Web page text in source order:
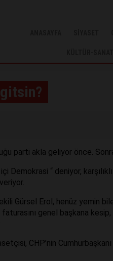
parti akla geliyor önce.
Demokrasi “ deniyor,
Gürsel Erol, henüz yemin
genel başkana
CHP’nin